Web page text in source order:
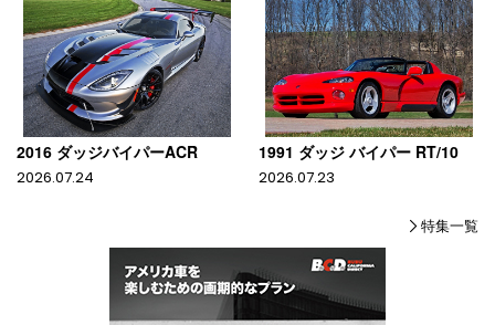
2016 ダッジバイパーACR
2026.07.24
1991 ダッジ バイパー RT/10
2026.07.23
特集一覧